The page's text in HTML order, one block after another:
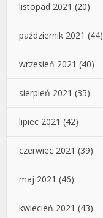
listopad 2021 (20)
październik 2021 (44)
wrzesień 2021 (40)
sierpień 2021 (35)
lipiec 2021 (42)
czerwiec 2021 (39)
maj 2021 (46)
kwiecień 2021 (43)